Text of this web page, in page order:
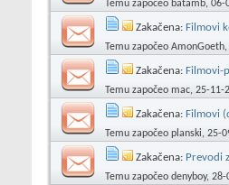
Temu započeo batamb, 06-
Zakačena: Filmovi
Temu započeo AmonGoeth
Zakačena: Filmovi-
Temu započeo mac, 25-11-
Zakačena: Filmovi
Temu započeo planski, 25-
Zakačena: Prevodi
Temu započeo denyboy, 28-